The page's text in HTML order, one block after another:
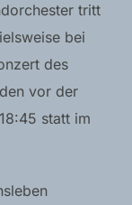
tritt
bei
des
vor der
statt im